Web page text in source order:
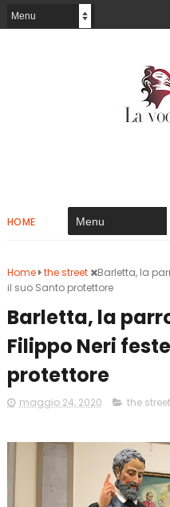
HOME
Home the street
Barletta, la
il suo Santo protettore
Barletta, la
Filippo Neri
protettore
maggio 24, 2020 the street